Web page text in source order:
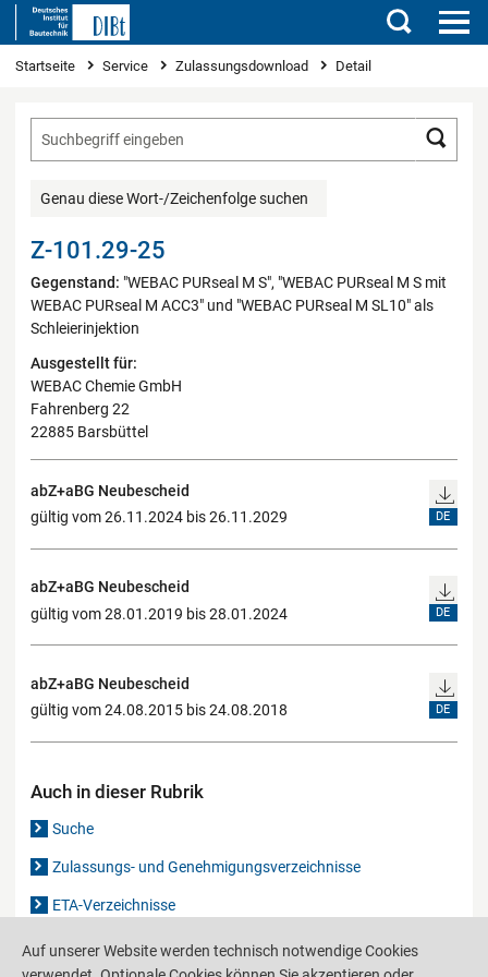
Suchen
Sie sind hier
Startseite Service Zulassungsdownload Detail
Genau diese Wort-/Zeichenfolge suchen
Z-101.29-25
Gegenstand: "WEBAC PURseal M S", "WEBAC PURseal M S mit
WEBAC PURseal M ACC3" und "WEBAC PURseal M SL10" als
Schleierinjektion
Ausgestellt für:
WEBAC Chemie GmbH
Fahrenberg 22
22885 Barsbüttel
abZ+aBG Neubescheid
gültig vom 26.11.2024 bis 26.11.2029
DE
abZ+aBG Neubescheid
gültig vom 28.01.2019 bis 28.01.2024
DE
abZ+aBG Neubescheid
gültig vom 24.08.2015 bis 24.08.2018
DE
Auch in dieser Rubrik
Suche
Zulassungs- und Genehmigungsverzeichnisse
ETA-Verzeichnisse
Gutachten-Verzeichnis
Auf unserer Website werden technisch notwendige Cookies